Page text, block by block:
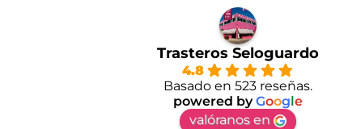
Trasteros Seloguardo
4.8
Basado en 523 reseñas.
powered byGoogle
valóranos en